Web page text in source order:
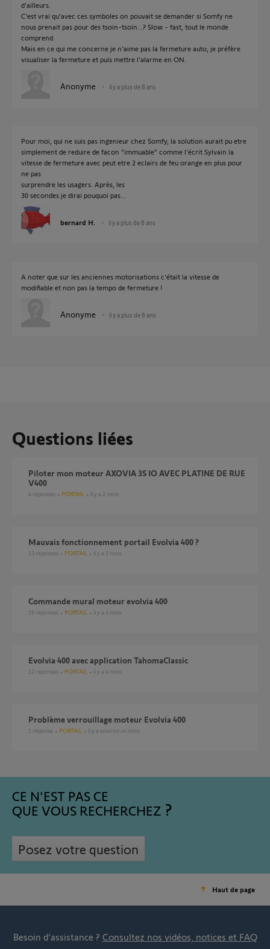
d'ailleurs.
C'est vrai qu'avec ces symboles on pouvait se demander si Somfy ne
nous prenait pas pour des tsoin-tsoin...? Slow - fast, tout le monde
comprend.
Mais en ce qui me concerne je n'aime pas la fermeture auto, je préfère
visualiser la fermeture et puis mettre l'alarme en ON.
Anonyme il y a plus de 8 ans
Pour moi, qui ne suis pas ingenieur chez Somfy, la solution aurait pu etre
simplement de reduire de facon "immuable" comme l'écrit Sylvain la
vitesse de fermeture avec peut etre 2 eclairs de feu orange en plus pour
ne pas
surprendre les usagers. Après, les
30 secondes je dirai pouquoi pas...
bernard H. il y a plus de 8 ans
A noter que sur les anciennes motorisations c'était la vitesse de
modifiable et non pas la tempo de fermeture !
Anonyme il y a plus de 8 ans
Questions liées
Piloter mon moteur AXOVIA 3S IO AVEC PLATINE DE RUE
V400
4 réponses PORTAIL il y a 2 mois
Mauvais fonctionnement portail Evolvia 400 ?
13 réponses PORTAIL il y a 5 mois
Commande mural moteur evolvia 400
16 réponses PORTAIL il y a 4 mois
Evolvia 400 avec application TahomaClassic
12 réponses PORTAIL il y a 4 mois
Problème verrouillage moteur Evolvia 400
1 réponse PORTAIL il y a environ un mois
CE N'EST PAS CE
QUE VOUS RECHERCHEZ
Posez votre question
Haut de page
Besoin d’assistance ? Consultez nos vidéos, notices et FAQ